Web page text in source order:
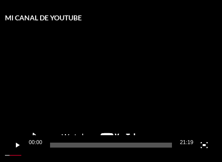
MI CANAL DE YOUTUBE
00:00 21:19